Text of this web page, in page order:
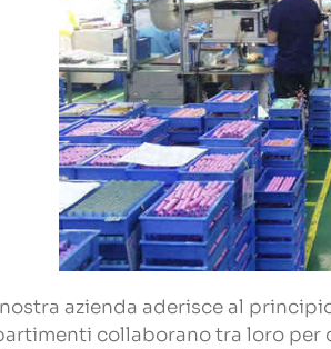
nostra azienda aderisce al
collaborano tra loro per